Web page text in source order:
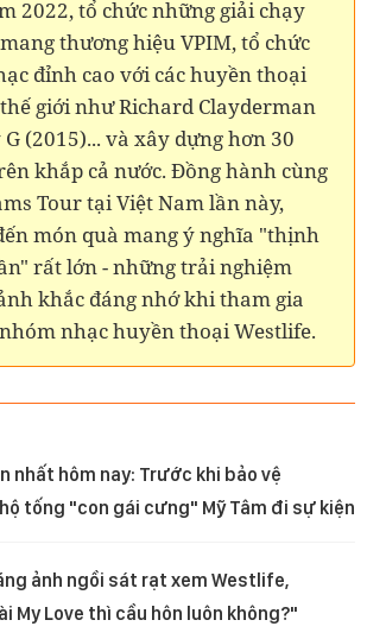
2022, tổ chức những giải chạy
thương hiệu VPIM, tổ chức
đỉnh cao với các huyền thoại
giới như Richard Clayderman
(2015)... và xây dựng hơn 30
khắp cả nước. Đồng hành cùng
Tour tại Việt Nam lần này,
món quà mang ý nghĩa "thịnh
rất lớn - những trải nghiệm
khắc đáng nhớ khi tham gia
nhạc huyền thoại Westlife.
nhất hôm nay: Trước khi bảo vệ
tống "con gái cưng" Mỹ Tâm đi sự kiện
ảnh ngồi sát rạt xem Westlife,
My Love thì cầu hôn luôn không?"